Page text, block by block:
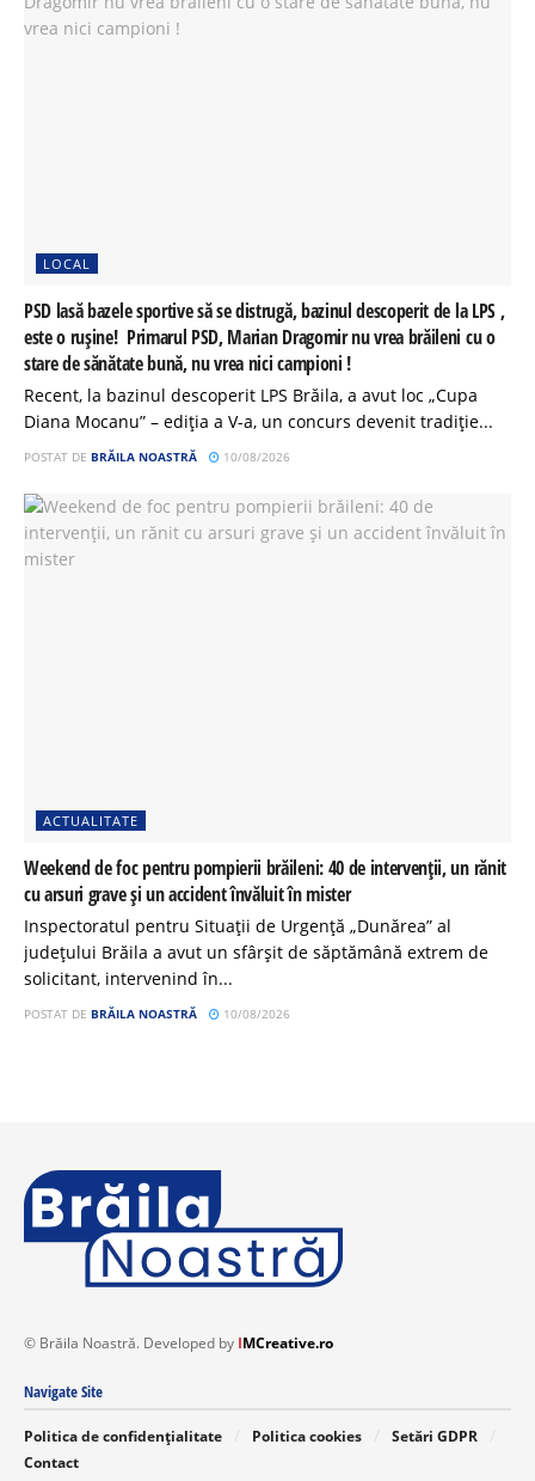
LOCAL
PSD lasă bazele sportive să se distrugă, bazinul descoperit de la LPS ,
este o rușine! Primarul PSD, Marian Dragomir nu vrea brăileni cu o
stare de sănătate bună, nu vrea nici campioni !
Recent, la bazinul descoperit LPS Brăila, a avut loc „Cupa
Diana Mocanu” – ediția a V-a, un concurs devenit tradiție...
POSTAT DE BRĂILA NOASTRĂ 10/08/2026
ACTUALITATE
Weekend de foc pentru pompierii brăileni: 40 de intervenții, un rănit
cu arsuri grave și un accident învăluit în mister
Inspectoratul pentru Situații de Urgență „Dunărea” al
județului Brăila a avut un sfârșit de săptămână extrem de
solicitant, intervenind în...
POSTAT DE BRĂILA NOASTRĂ 10/08/2026
© Brăila Noastră. Developed by IMCreative.ro
Navigate Site
Politica de confidențialitate Politica cookies
Setări GDPR
Contact